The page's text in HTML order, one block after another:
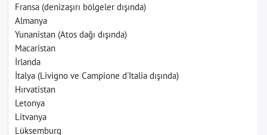
Fransa (denizaşırı bölgeler dışında)
Almanya
Yunanistan (Atos dağı dışında)
Macaristan
İrlanda
İtalya (Livigno ve Campione d'Italia dışında)
Hırvatistan
Letonya
Litvanya
Lüksemburg